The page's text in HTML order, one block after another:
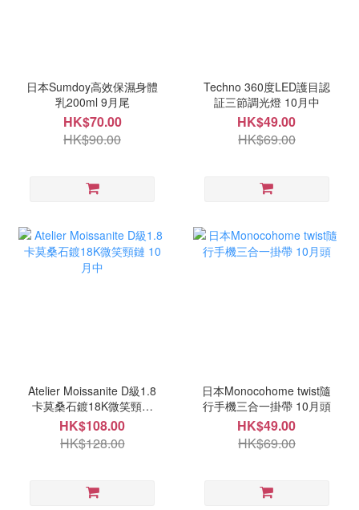
日本Sumdoy高效保濕身體
乳200ml 9月尾
HK$70.00
HK$90.00
Techno 360度LED護目認
証三節調光燈 10月中
HK$49.00
HK$69.00
Atelier Moissanite D級1.8
卡莫桑石鍍18K微笑頸鏈
10月中
HK$108.00
HK$128.00
日本Monocohome twist隨
行手機三合一掛帶 10月頭
HK$49.00
HK$69.00